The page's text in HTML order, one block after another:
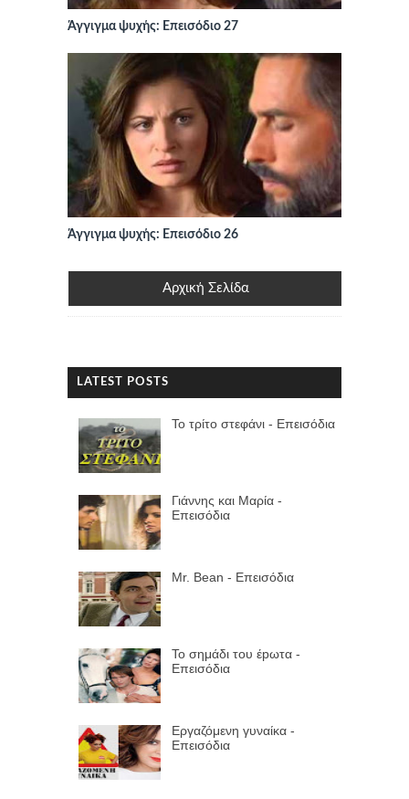
Άγγιγμα ψυχής: Επεισόδιο 27
Άγγιγμα ψυχής: Επεισόδιο 26
Αρχική Σελίδα
LATEST POSTS
Το τρίτο στεφάνι - Επεισόδια
Γιάννης και Μαρία -
Επεισόδια
Mr. Bean - Επεισόδια
Το σημάδι του έpωτα -
Επεισόδια
Εργαζόμενη γυναίκα -
Επεισόδια